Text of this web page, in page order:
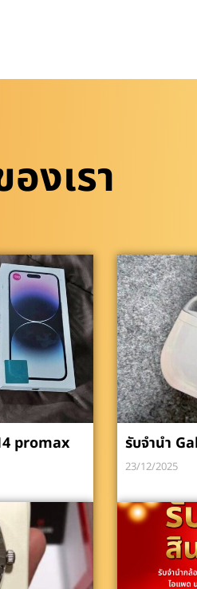
งเรา
promax
รับจำนำ
23/12/2025